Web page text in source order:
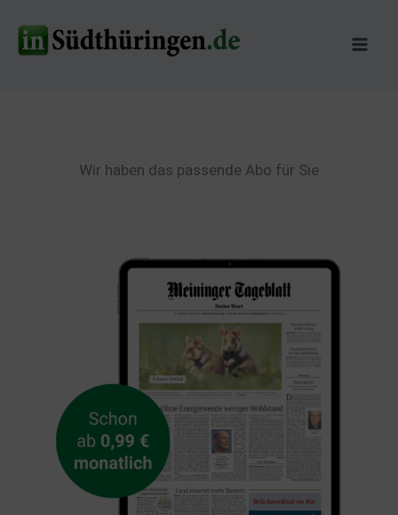
Inhalt
springen
Wir haben das passende Abo für Sie